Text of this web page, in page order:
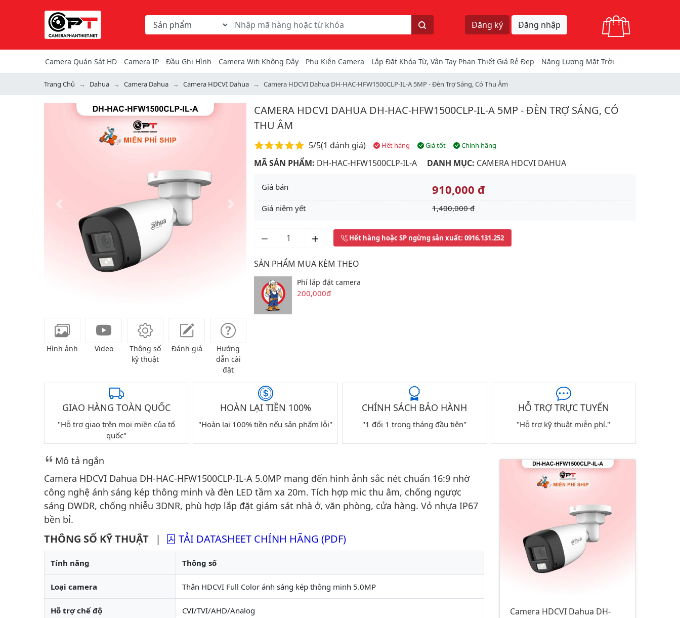
Chọn danh mục tìm kiếm
Từ khóa hoặc mã hàng
Tìm kiếm
Đăng ký Đăng nhập
Camera Quán Sát HD Camera IP Đầu Ghi Hình Camera Wifi Không Dây Phụ Kiện Camera Lắp Đặt Khóa Từ, Vân Tay Phan Thiết Giá Rẻ Đẹp Năng Lượng Mặt Trời
Trang Chủ Dahua Camera Dahua Camera HDCVI Dahua Camera HDCVI Dahua DH-HAC-HFW1500CLP-IL-A 5MP - Đèn Trợ Sáng, Có Thu Âm
Hình ảnh Video
Thông số
kỹ thuật
Đánh giá
Hướng
dẫn cài
đặt
CAMERA HDCVI DAHUA DH-HAC-HFW1500CLP-IL-A 5MP - ĐÈN TRỢ SÁNG, CÓ
THU ÂM
Điểm đánh giá
5/5(1 đánh giá) Hết hàng Giá tốt Chính hãng
MÃ SẢN PHẨM: DH-HAC-HFW1500CLP-IL-A DANH MỤC: CAMERA HDCVI DAHUA
Giá bán 910,000 đ
Giá niêm yết 1,400,000 đ
Hết hàng hoặc SP ngừng sản xuất: 0916.131.252
SẢN PHẨM MUA KÈM THEO
Phí lắp đặt camera
200,000đ
GIAO HÀNG TOÀN QUỐC
"Hỗ trợ giao trên mọi miền của tổ
quốc"
HOÀN LẠI TIỀN 100%
"Hoàn lại 100% tiền nếu sản phẩm lỗi"
CHÍNH SÁCH BẢO HÀNH
"1 đổi 1 trong tháng đầu tiên"
HỖ TRỢ TRỰC TUYẾN
"Hỗ trợ kỹ thuật miễn phí."
Mô tả ngắn
Camera HDCVI Dahua DH-HAC-HFW1500CLP-IL-A 5.0MP mang đến hình ảnh sắc nét chuẩn 16:9 nhờ
công nghệ ánh sáng kép thông minh và đèn LED tầm xa 20m. Tích hợp mic thu âm, chống ngược
sáng DWDR, chống nhiễu 3DNR, phù hợp lắp đặt giám sát nhà ở, văn phòng, cửa hàng. Vỏ nhựa IP67
bền bỉ.
THÔNG SỐ KỸ THUẬT | TẢI DATASHEET CHÍNH HÃNG (PDF)
Tính năng Thông số
Loại camera Thân HDCVI Full Color ánh sáng kép thông minh 5.0MP
Hỗ trợ chế độ CVI/TVI/AHD/Analog
Camera HDCVI Dahua DH-